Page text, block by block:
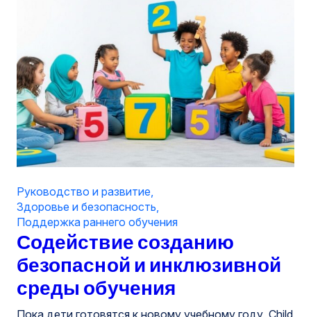
Содействие созданию
безопасной и инклюзивной
среды обучения
Руководство и развитие,
Здоровье и безопасность,
Поддержка раннего обучения